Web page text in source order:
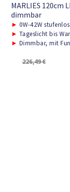
MARLIES 120cm
dimmbar
► 0W-42W stufenlos
► Tageslicht bis
► Dimmbar, mit
226,49€